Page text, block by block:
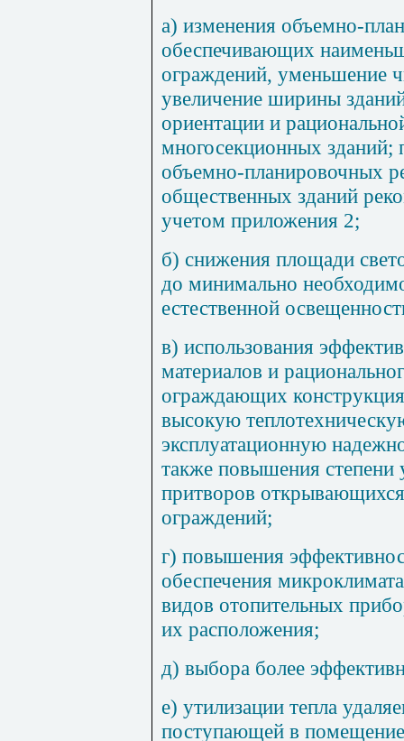
а) изменения объемно-
обеспечивающих
ограждений, уменьшение
увеличение ширины
ориентации и
многосекционных зданий;
объемно-планировочных
общественных зданий
учетом приложения 2;
б) снижения площади
до минимально
естественной
в) использования
материалов и
ограждающих
высокую
эксплуатационную
также повышения степени
притворов
ограждений;
г) повышения
обеспечения
видов отопительных
их расположения;
д) выбора более
е) утилизации тепла
поступающей в